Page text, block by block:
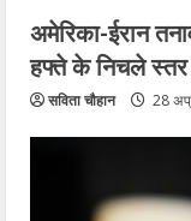
अमेरिका-ईरान
हफ्ते के निचले
सविता चौहान 28